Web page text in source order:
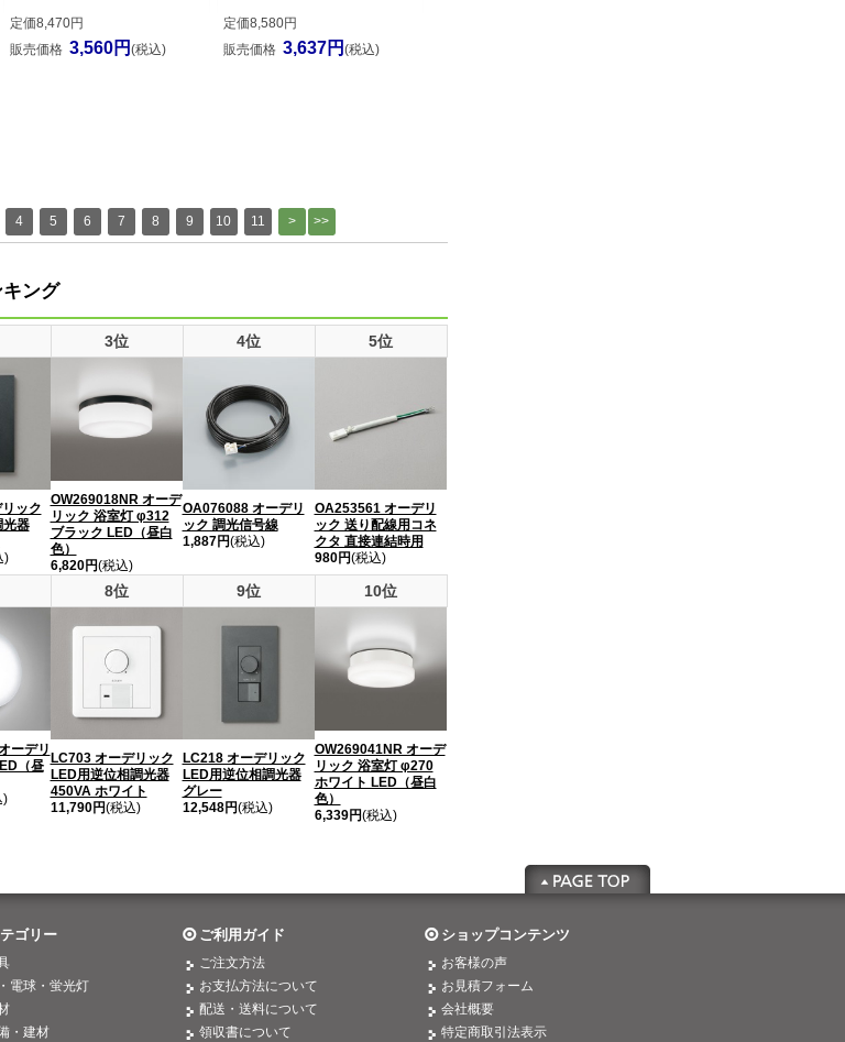
定価8,470円
販売価格 3,560円 (税込)
定価8,580円
販売価格 3,637円 (税込)
4 5 6 7 8 9 10 11
ング
3位 4位 5位
ック
光器
)
OW269018NR オーデ
リック 浴室灯 φ312
ブラック LED（昼白
色）
6,820円(税込)
OA076088 オーデリ
ック 調光信号線
1,887円(税込)
OA253561 オーデリ
ック 送り配線用コネ
クタ 直接連結時用
980円(税込)
8位 9位 10位
ーデリ
（昼
)
LC703 オーデリック
LED用逆位相調光器
450VA ホワイト
11,790円(税込)
LC218 オーデリック
LED用逆位相調光器
グレー
12,548円(税込)
OW269041NR オーデ
リック 浴室灯 φ270
ホワイト LED（昼白
色）
6,339円(税込)
ゴリー
電球・蛍光灯
・建材
ご利用ガイド
ご注文方法
お支払方法について
配送・送料について
領収書について
ショップコンテンツ
お客様の声
お見積フォーム
会社概要
特定商取引法表示